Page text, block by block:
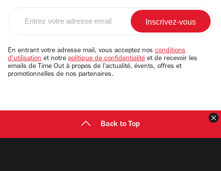
email
En entrant votre adresse mail, vous acceptez nos conditions
d'utilisation et notre politique de confidentialité et de recevoir les
emails de Time Out à propos de l'actualité, évents, offres et
promotionnelles de nos partenaires.
Back to Top